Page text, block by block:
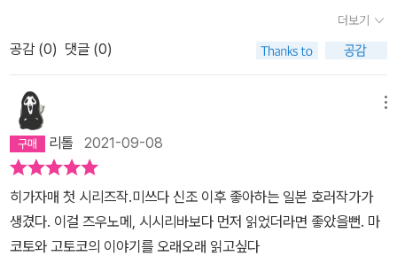
하게 신경쓴 느낌이 역력하다. 얼마나 많은 정보를 필요로 했을지 생
각하면 감탄이 절로 나온다. 군더더기 없는 내용으로, 필요없는 내용
은 과감히 배제하고 필요한 내용은 하나도 빠짐이 없다. 부족한 부분
없이 완벽하게 닫힌 결말이다. 하지만 닫힌 결말이라고 조금도 허무
하거나 상상을 가로막혀 억울하다는 느낌이 들지 않는다. -스포는 하
기 싫고 하고 싶은 말이 엄청 많은 책이라 삼일이나 두고두고 고민했
는데, 사실 한 마디면 될 것 같다. 읽고 절대 후회하지 않을 소설이다.
나는 일이기 때문인 것 같다. 하여튼 일단 뭐든 집단이 되면 스스로 컨
트롤 따위는 없다. 문득 나홍진의<곡성>을 보고 기분이 몹시 나빴던
었다!두어 시간 스르륵 읽히는데 뭐 극한의 공포까지야. <우부메의
여름>보다 훠얼씬 안 무서웠다. 구경하는데, 그것도 글로 쓰여진 걸
보는 건데 뭐.
남자라 그런걸까? 잔소리가 많아서 싫었다? 그래도 죽었는데 해방이
라고 느낄건 아니지 않나? 남편이 부인을 학대한적도 없는데
더보기
공감 (0) 댓글 (0)
리톨 2021-09-08
히가자매 첫 시리즈작.미쓰다 신조 이후 좋아하는 일본 호러작가가
생겼다. 이걸 즈우노메, 시시리바보다 먼저 읽었더라면 좋았을뻔. 마
코토와 고토코의 이야기를 오래오래 읽고싶다